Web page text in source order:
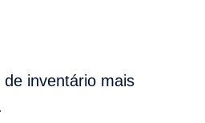
inventário mais